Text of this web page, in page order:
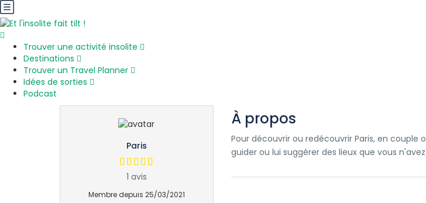
Trouver une activité insolite
Destinations
Trouver un Travel Planner
Idées de sorties
Podcast
Paris
1 avis
Membre depuis 25/03/2021
À propos
Pour découvrir ou redécouvrir Paris, en
guider ou lui suggérer des lieux que vous